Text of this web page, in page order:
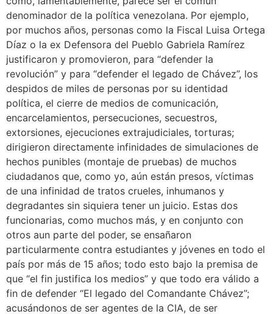
denominador de la política venezolana. Por ejemplo,
por muchos años, personas como la Fiscal Luisa Ortega
Díaz o la ex Defensora del Pueblo Gabriela Ramírez
justificaron y promovieron, para “defender la
revolución” y para “defender el legado de Chávez”, los
despidos de miles de personas por su identidad
política, el cierre de medios de comunicación,
encarcelamientos, persecuciones, secuestros,
extorsiones, ejecuciones extrajudiciales, torturas;
dirigieron directamente infinidades de simulaciones de
hechos punibles (montaje de pruebas) de muchos
ciudadanos que, como yo, aún están presos, víctimas
de una infinidad de tratos crueles, inhumanos y
degradantes sin siquiera tener un juicio. Estas dos
funcionarias, como muchos más, y en conjunto con
otros aun parte del poder, se ensañaron
particularmente contra estudiantes y jóvenes en todo el
país por más de 15 años; todo esto bajo la premisa de
que “el fin justifica los medios” y que todo era válido a
fin de defender “El legado del Comandante Chávez”;
acusándonos de ser agentes de la CIA, de ser